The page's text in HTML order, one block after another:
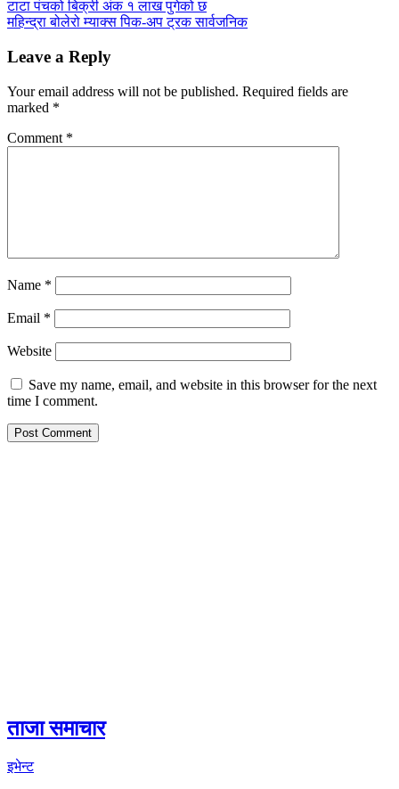
टाटा पंचको बिक्री अंक १ लाख पुगेको छ
महिन्द्रा बोलेरो म्याक्स पिक-अप ट्रक सार्वजनिक
Leave a Reply
Your email address will not be published. Required fields are
marked *
Comment *
Name *
Email *
Website
Save my name, email, and website in this browser for the next
time I comment.
ताजा समाचार
इभेन्ट